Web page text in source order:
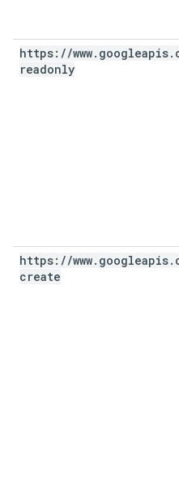
https: //www. googleapis.
readonly
https: //www. googleapis.
create